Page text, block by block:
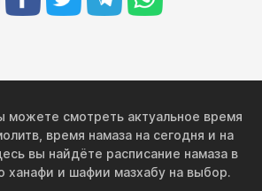
можете смотреть актуальное время
время намаза на сегодня и на
вы найдёте расписание намаза в
ханафи и шафии мазхабу на выбор.